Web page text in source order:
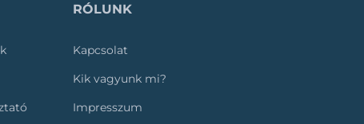
RÓLUNK
Kapcsolat
Kik vagyunk mi?
Impresszum